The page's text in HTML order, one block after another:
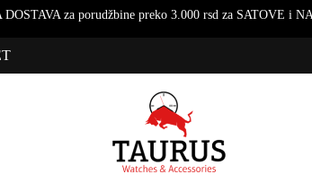
za porudžbine preko 3.000 rsd za SATOVE i NAKIT